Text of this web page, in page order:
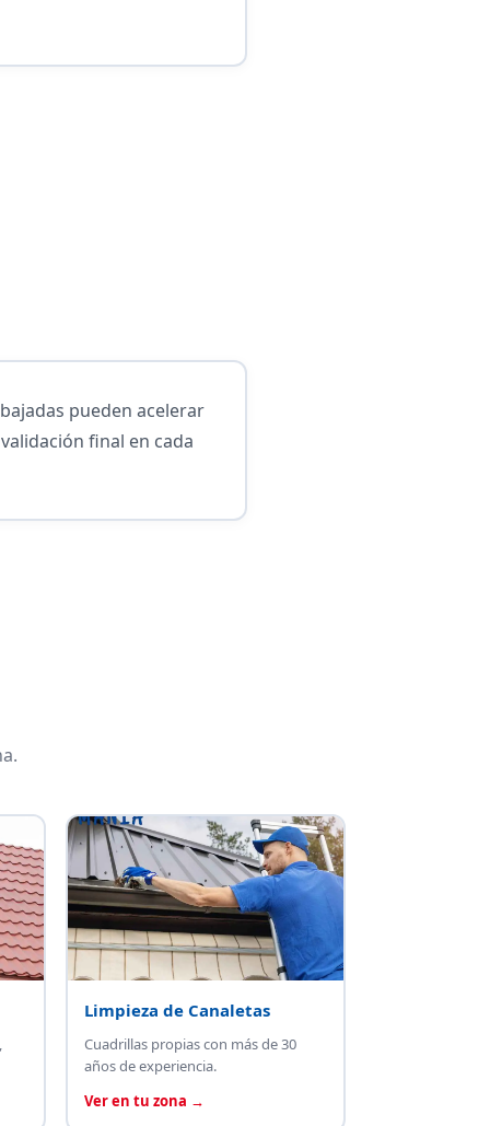
pueden acelerar
final en cada
Limpieza de Canaletas
Cuadrillas propias con más de 30
años de experiencia.
Ver en tu zona →